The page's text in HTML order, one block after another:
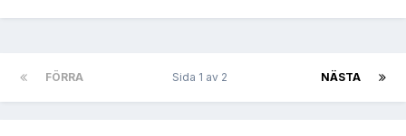
FÖRRA NÄSTA
Sida 1 av 2